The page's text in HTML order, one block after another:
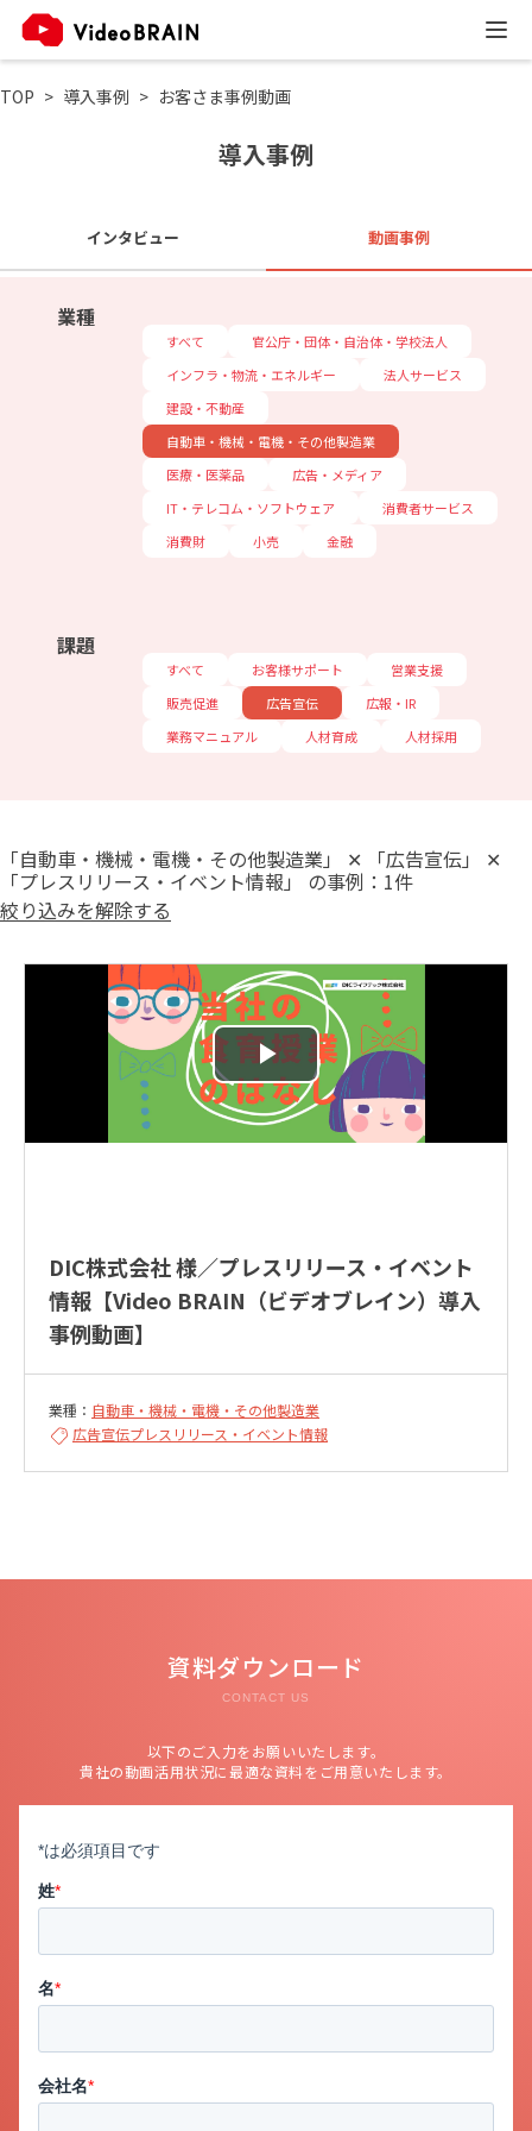
TOP 導入事例 お客さま事例動画
導入事例
インタビュー 動画事例
業種
すべて
官公庁・団体・自治体・学校法人
インフラ・物流・エネルギー
法人サービス
建設・不動産
自動車・機械・電機・その他製造業
医療・医薬品
広告・メディア
IT・テレコム・ソフトウェア
消費者サービス
消費財
小売 金融
課題
すべて お客様サポート
営業支援
販売促進
広告宣伝
広報・IR
業務マニュアル
人材育成 人材採用
「自動車・機械・電機・その他製造業」 ✕ 「広告宣伝」 ✕
「プレスリリース・イベント情報」 の事例：1件
絞り込みを解除する
DIC株式会社 様／プレスリリース・イベント
情報【Video BRAIN（ビデオブレイン）導入
事例動画】
業種： 自動車・機械・電機・その他製造業
広告宣伝プレスリリース・イベント情報
資料ダウンロード
CONTACT US
以下のご入力をお願いいたします。
貴社の動画活用状況に最適な資料をご用意いたします。